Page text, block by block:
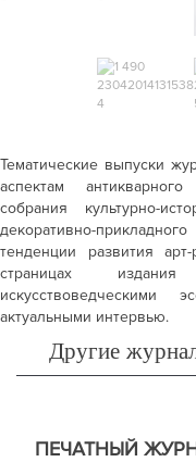
Тематические выпуски
аспектам
собрания культурно-
декоративно-
тенденции развития
страницах
искусствоведческими
актуальными интервью.
Другие
ПЕЧАТНЫЙ